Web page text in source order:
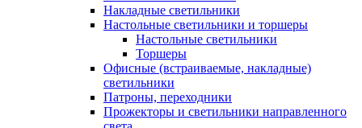
Накладные светильники
Настольные светильники и торшеры
Настольные светильники
Торшеры
Офисные (встраиваемые, накладные)
светильники
Патроны, переходники
Прожекторы и светильники направленного